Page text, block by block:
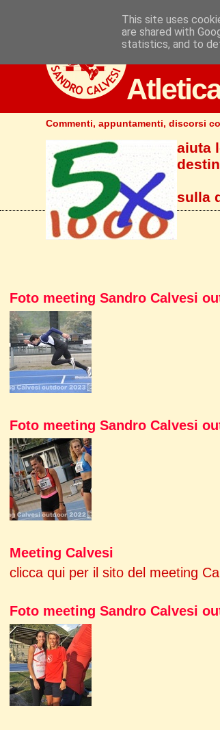
Commenti, appuntamenti, discorsi
aiuta
sulla
Foto meeting Sandro Calvesi
Foto meeting Sandro Calvesi
Meeting Calvesi
clicca qui per il sito del meeting
Foto meeting Sandro Calvesi
This site uses
are shared with
statistics, and to